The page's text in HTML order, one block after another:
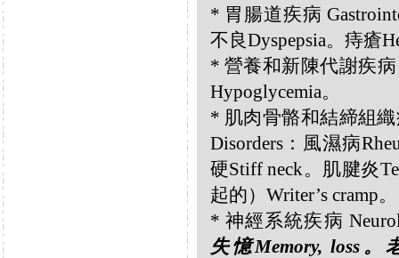
* 胃腸道疾病
不良Dyspepsia。痔瘡
* 營養和新陳代謝疾病
Hypoglycemia。
* 肌肉骨骼和結締組織
Disorders：風濕病
硬Stiff neck。肌腱炎
起的）Writer’s cramp。
* 神經系統疾病
失憶Memory, loss